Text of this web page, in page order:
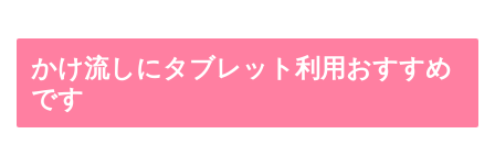
かけ流しにタブレット利用おすすめ
です